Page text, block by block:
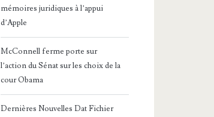
mémoires juridiques à l’appui
d’Apple
McConnell ferme porte sur
l’action du Sénat sur les choix de la
cour Obama
Dernières Nouvelles Dat Fichier